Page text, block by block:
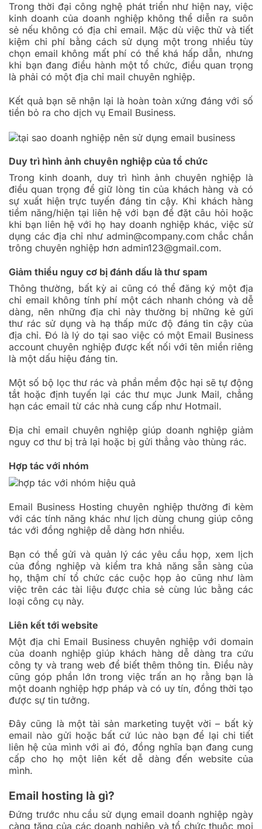
Trong thời đại công nghệ phát triển như hiện nay, việc
kinh doanh của doanh nghiệp không thể diễn ra suôn
sẻ nếu không có địa chỉ email. Mặc dù việc thử và tiết
kiệm chi phí bằng cách sử dụng một trong nhiều tùy
chọn email không mất phí có thể khá hấp dẫn, nhưng
khi bạn đang điều hành một tổ chức, điều quan trọng
là phải có một địa chỉ mail chuyên nghiệp.
Kết quả bạn sẽ nhận lại là hoàn toàn xứng đáng với số
tiền bỏ ra cho dịch vụ Email Business.
Duy trì hình ảnh chuyên nghiệp của tổ chức
Trong kinh doanh, duy trì hình ảnh chuyên nghiệp là
điều quan trọng để giữ lòng tin của khách hàng và có
sự xuất hiện trực tuyến đáng tin cậy. Khi khách hàng
tiềm năng/hiện tại liên hệ với bạn để đặt câu hỏi hoặc
khi bạn liên hệ với họ hay doanh nghiệp khác, việc sử
dụng các địa chỉ như admin@company.com chắc chắn
trông chuyên nghiệp hơn admin123@gmail.com.
Giảm thiểu nguy cơ bị đánh dấu là thư spam
Thông thường, bất kỳ ai cũng có thể đăng ký một địa
chỉ email không tính phí một cách nhanh chóng và dễ
dàng, nên những địa chỉ này thường bị những kẻ gửi
thư rác sử dụng và hạ thấp mức độ đáng tin cậy của
địa chỉ. Đó là lý do tại sao việc có một Email Business
account chuyên nghiệp được kết nối với tên miền riêng
là một dấu hiệu đáng tin.
Một số bộ lọc thư rác và phần mềm độc hại sẽ tự động
tắt hoặc định tuyến lại các thư mục Junk Mail, chẳng
hạn các email từ các nhà cung cấp như Hotmail.
Địa chỉ email chuyên nghiệp giúp doanh nghiệp giảm
nguy cơ thư bị trả lại hoặc bị gửi thẳng vào thùng rác.
Hợp tác với nhóm
Email Business Hosting chuyên nghiệp thường đi kèm
với các tính năng khác như lịch dùng chung giúp công
tác với đồng nghiệp dễ dàng hơn nhiều.
Bạn có thể gửi và quản lý các yêu cầu họp, xem lịch
của đồng nghiệp và kiểm tra khả năng sẵn sàng của
họ, thậm chí tổ chức các cuộc họp ảo cũng như làm
việc trên các tài liệu được chia sẻ cùng lúc bằng các
loại công cụ này.
Liên kết tới website
Một địa chỉ Email Business chuyên nghiệp với domain
của doanh nghiệp giúp khách hàng dễ dàng tra cứu
công ty và trang web để biết thêm thông tin. Điều này
cũng góp phần lớn trong việc trấn an họ rằng bạn là
một doanh nghiệp hợp pháp và có uy tín, đồng thời tạo
được sự tin tưởng.
Đây cũng là một tài sản marketing tuyệt vời – bất kỳ
email nào gửi hoặc bất cứ lúc nào bạn để lại chi tiết
liên hệ của mình với ai đó, đồng nghĩa bạn đang cung
cấp cho họ một liên kết dễ dàng đến website của
mình.
Email hosting là gì?
Đứng trước nhu cầu sử dụng email doanh nghiệp ngày
càng tăng của các doanh nghiệp và tổ chức thuộc mọi